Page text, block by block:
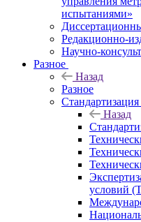
испытаниями»
Редакционно-
Научно-
Разное
Назад
Разное
Стандартизация
Назад
условий